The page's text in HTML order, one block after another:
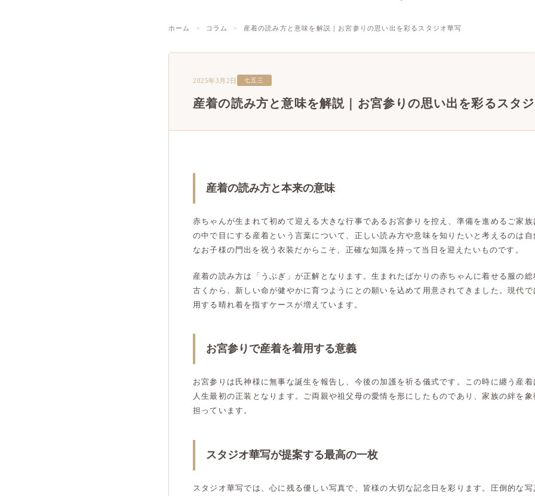
ホーム コラム 産着の読み方と意味を解説｜お宮参りの思い出を彩るスタジオ華写
2025年3月2日 七五三
産着の読み方と意味を解説｜お宮参りの思い出を彩るスタ
産着の読み方と本来の意味
赤ちゃんが生まれて初めて迎える大きな行事であるお宮参りを控え、準備を進めるご家
の中で目にする産着という言葉について、正しい読み方や意味を知りたいと考えるのは
なお子様の門出を祝う衣装だからこそ、正確な知識を持って当日を迎えたいものです。
産着の読み方は「うぶぎ」が正解となります。生まれたばかりの赤ちゃんに着せる服の総
古くから、新しい命が健やかに育つようにとの願いを込めて用意されてきました。現代
用する晴れ着を指すケースが増えています。
お宮参りで産着を着用する意義
お宮参りは氏神様に無事な誕生を報告し、今後の加護を祈る儀式です。この時に纏う産
人生最初の正装となります。ご両親や祖父母の愛情を形にしたものであり、家族の絆を
担っています。
スタジオ華写が提案する最高の一枚
スタジオ華写では、心に残る優しい写真で、皆様の大切な記念日を彩ります。圧倒的な写